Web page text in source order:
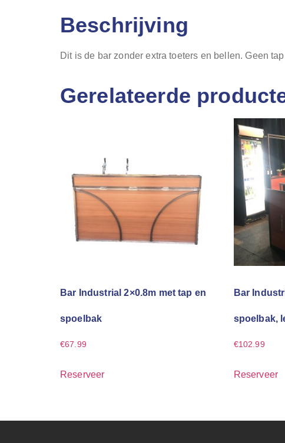
Beschrijving
Dit is de bar zonder extra toeters en bellen. Geen
Gerelateerde
Bar Industrial 2×0.8m met tap en
spoelbak
€67.99
Reserveer
Bar
spoelbak,
€102.99
Reserveer